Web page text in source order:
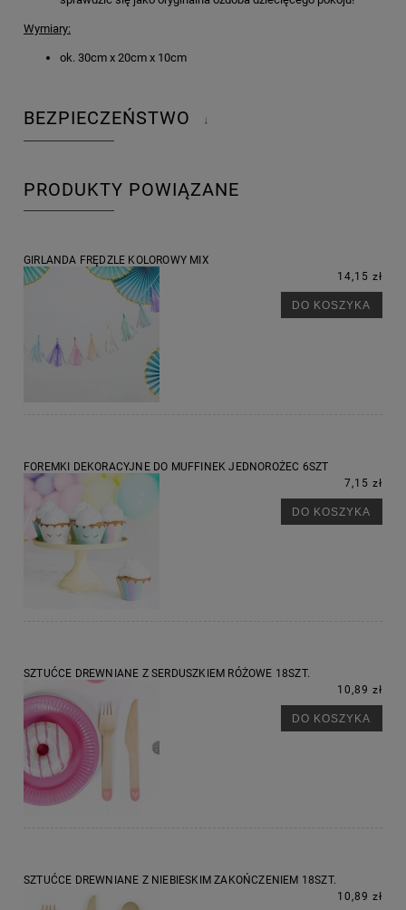
Wymiary:
ok. 30cm x 20cm x 10cm
BEZPIECZEŃSTWO ↓
PRODUKTY POWIĄZANE
GIRLANDA FRĘDZLE KOLOROWY MIX
14,15 zł
DO KOSZYKA
FOREMKI DEKORACYJNE DO MUFFINEK JEDNOROŻEC 6SZT
7,15 zł
DO KOSZYKA
SZTUĆCE DREWNIANE Z SERDUSZKIEM RÓŻOWE 18SZT.
10,89 zł
DO KOSZYKA
SZTUĆCE DREWNIANE Z NIEBIESKIM ZAKOŃCZENIEM 18SZT.
10,89 zł